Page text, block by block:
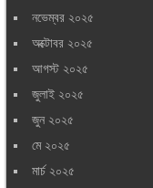
নভেম্বর ২০২৫
অক্টোবর ২০২৫
আগস্ট ২০২৫
জুলাই ২০২৫
জুন ২০২৫
মে ২০২৫
মার্চ ২০২৫